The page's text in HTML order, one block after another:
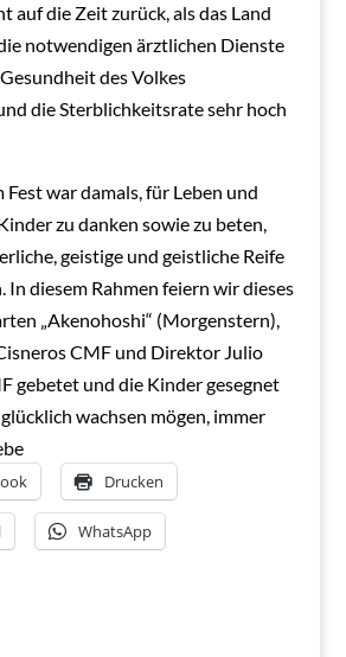
auf die Zeit zurück, als das Land
notwendigen ärztlichen Dienste
des Volkes
die Sterblichkeitsrate sehr hoch
Fest war damals, für Leben und
zu danken sowie zu beten,
geistige und geistliche Reife
In diesem Rahmen feiern wir dieses
„Akenohoshi“ (Morgenstern),
CMF und Direktor Julio
gebetet und die Kinder gesegnet
wachsen mögen, immer
Drucken
WhatsApp